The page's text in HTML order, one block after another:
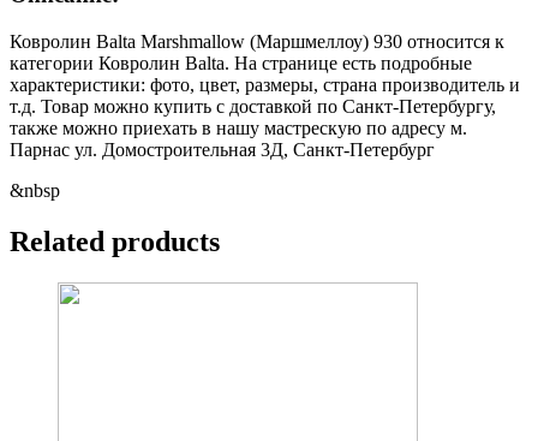
Ковролин Balta Marshmallow (Маршмеллоу) 930 относится к
категории Ковролин Balta. На странице есть подробные
характеристики: фото, цвет, размеры, страна производитель и
т.д. Товар можно купить с доставкой по Санкт-Петербургу,
также можно приехать в нашу мастрескую по адресу м.
Парнас ул. Домостроительная 3Д, Санкт-Петербург
&nbsp
Related products